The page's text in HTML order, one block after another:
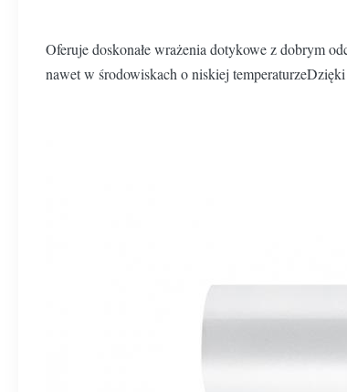
Oferuje doskonałe wrażenia dotykowe z dobrym
nawet w środowiskach o niskiej